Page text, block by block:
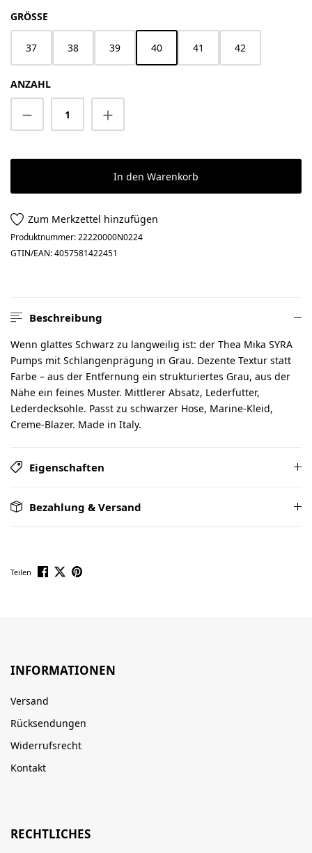
GRÖSSE
37 38 39 40 41 42
ANZAHL
Produkt Anzahl: Gib den gewünschten
In den Warenkorb
Zum Merkzettel hinzufügen
Produktnummer:22220000N0224
GTIN/EAN:4057581422451
Beschreibung
Wenn glattes Schwarz zu langweilig ist: der Thea Mika SYRA
Pumps mit Schlangenprägung in Grau. Dezente Textur statt
Farbe – aus der Entfernung ein strukturiertes Grau, aus der
Nähe ein feines Muster. Mittlerer Absatz, Lederfutter,
Lederdecksohle. Passt zu schwarzer Hose, Marine-Kleid,
Creme-Blazer. Made in Italy.
Eigenschaften
Bezahlung & Versand
Teilen
INFORMATIONEN
Versand
Rücksendungen
Widerrufsrecht
Kontakt
RECHTLICHES